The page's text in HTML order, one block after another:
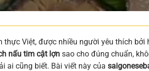
Việt, được nhiều người yêu thích
nấu tim cật lợn sao cho đúng chuẩn,
ai cũng biết. Bài viết này của